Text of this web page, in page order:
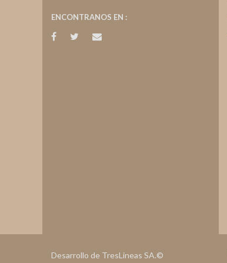
ENCONTRANOS EN :
Desarrollo de TresLineas SA.©